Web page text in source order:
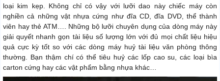
loại kim kẹp. Không chỉ có vậy với lưỡi dao này chiếc máy còn
nghiền cả những vật nhựa cứng như đĩa CD, đĩa DVD, thể thành
viên hay thẻ ATM…. Những bộ lưỡi chuyên dụng của dòng máy này
giải quyết nhanh gọn tài liệu số lượng lớn với đủ mọi chất liệu hiệu
quả cực kỳ tốt so với các dòng máy huỷ tài liệu văn phòng thông
thường. Bạn thậm chí có thể tiêu huỷ các lốp cao su, các loại bìa
carton cứng hay các vật phẩm bằng nhựa khác…